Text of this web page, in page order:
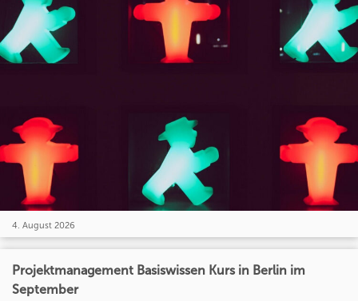
4. August 2026
Projektmanagement Basiswissen Kurs in Berlin im
September